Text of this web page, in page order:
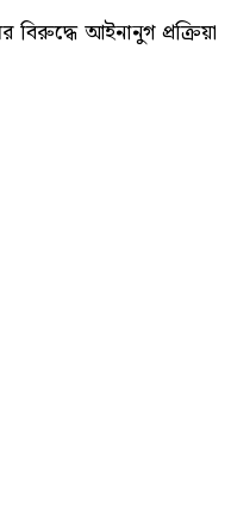
বিরুদ্ধে আইনানুগ প্রক্রিয়া